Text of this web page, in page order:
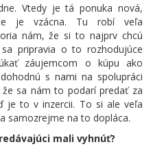
Vtedy je tá ponuka nová,
je vzácna. Tu robí veľa
nám, že si to najprv chcú
pripravia o to rozhodujúce
záujemcom o kúpu ako
s nami na spolupráci
sa nám to podarí predať za
je to v inzercii. To si ale veľa
samozrejme na to dopláca.
mali vyhnúť?